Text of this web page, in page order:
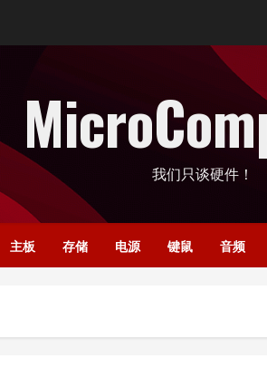
我们只谈硬件！
主板 存储 电源 键鼠 音频